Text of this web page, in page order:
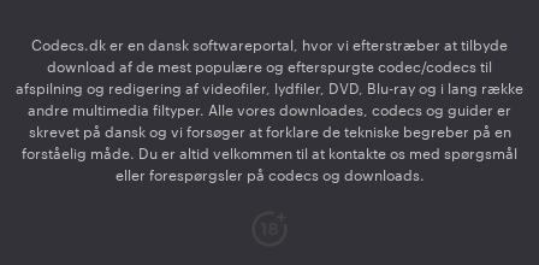
Codecs.dk er en dansk softwareportal, hvor vi efterstræber at tilbyde
download af de mest populære og efterspurgte codec/codecs til
afspilning og redigering af videofiler, lydfiler, DVD, Blu-ray og i lang række
andre multimedia filtyper. Alle vores downloades, codecs og guider er
skrevet på dansk og vi forsøger at forklare de tekniske begreber på en
forståelig måde. Du er altid velkommen til at kontakte os med spørgsmål
eller forespørgsler på codecs og downloads.